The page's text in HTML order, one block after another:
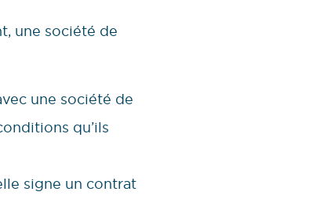
une société de
une société de
qu’ils
signe un contrat